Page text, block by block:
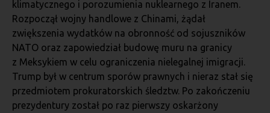
klimatycznego i porozumienia nuklearnego z Iranem.
Rozpoczął wojny handlowe z Chinami, żądał
zwiększenia wydatków na obronność od sojuszników
NATO oraz zapowiedział budowę muru na granicy
z Meksykiem w celu ograniczenia nielegalnej imigracji.
Trump był w centrum sporów prawnych i nieraz stał się
przedmiotem prokuratorskich śledztw. Po zakończeniu
prezydentury został po raz pierwszy oskarżony